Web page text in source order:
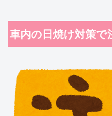
車内の日焼け対策で